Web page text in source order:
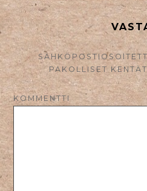
PAKOLLISET
KOMMENTTI